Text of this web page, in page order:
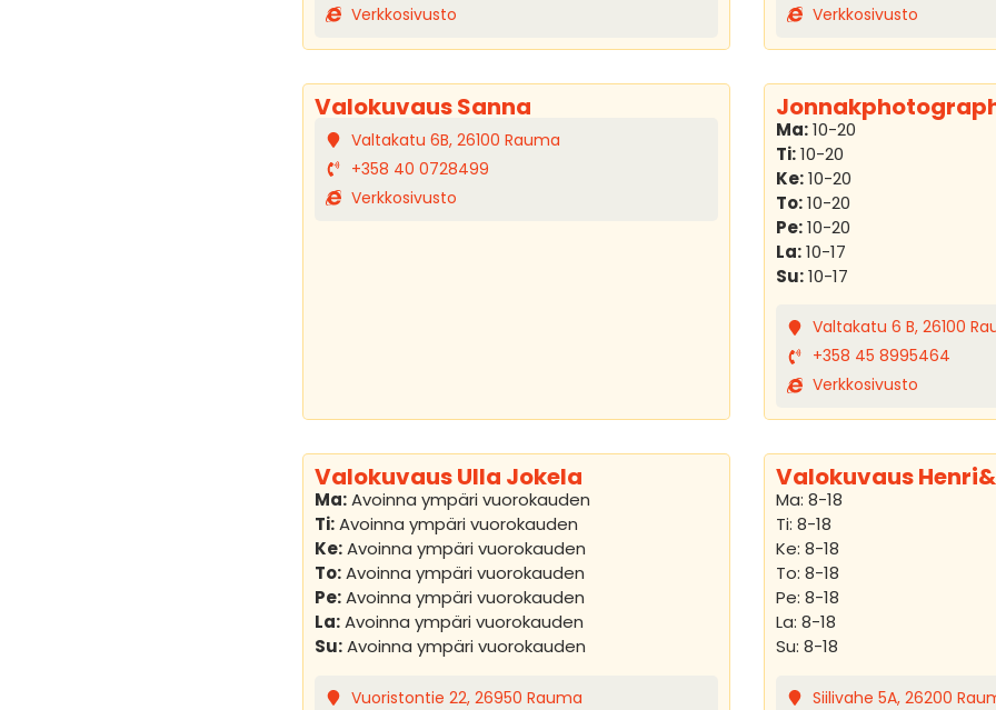
Verkkosivusto
Verkkosivusto
Valokuvaus Sanna
Valtakatu 6B, 26100 Rauma
+358 40 0728499
Verkkosivusto
Ma:10-20
Ti:10-20
Ke:10-20
To:10-20
Pe:10-20
La:10-17
Su:10-17
Valtakatu 6 B, 26100
+358 45 8995464
Verkkosivusto
Valokuvaus Ulla Jokela
Ma:Avoinna ympäri vuorokauden
Ti:Avoinna ympäri vuorokauden
Ke:Avoinna ympäri vuorokauden
To:Avoinna ympäri vuorokauden
Pe:Avoinna ympäri vuorokauden
La:Avoinna ympäri vuorokauden
Su:Avoinna ympäri vuorokauden
Vuoristontie 22, 26950 Rauma
Valokuvaus
Ma: 8-18
Ti: 8-18
Ke: 8-18
To: 8-18
Pe: 8-18
La: 8-18
Su: 8-18
Siilivahe 5A, 26200